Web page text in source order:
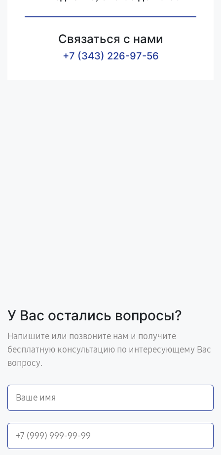
Связаться с нами
+7 (343) 226-97-56
У Вас остались вопросы?
Напишите или позвоните нам и получите
бесплатную консультацию по интересующему Вас
вопросу.